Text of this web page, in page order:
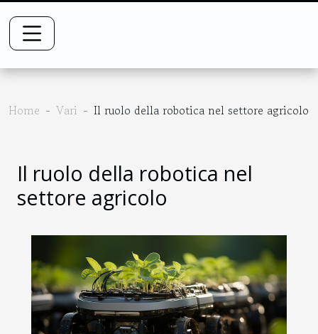
Home Vari Il ruolo della robotica nel settore agricolo
Il ruolo della robotica nel
settore agricolo